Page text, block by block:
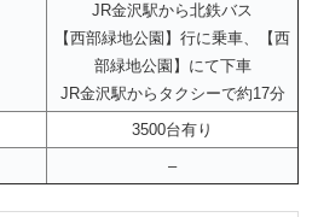
JR金沢駅から北鉄バス
【西部緑地公園】行に乗車、【西
部緑地公園】にて下車
JR金沢駅からタクシーで約17分
3500台有り
–